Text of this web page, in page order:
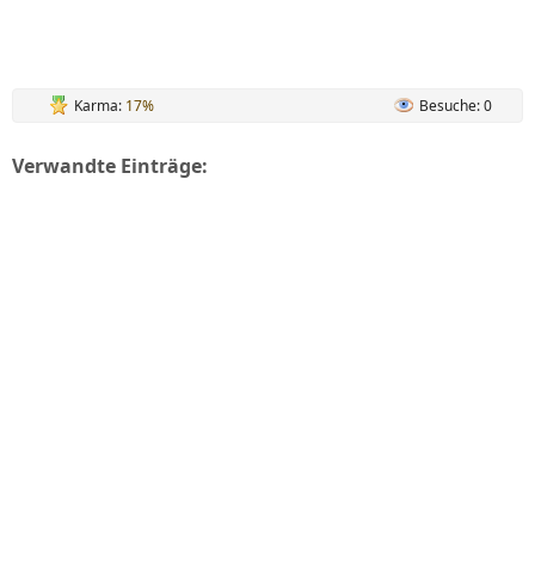
Karma: 17% Besuche: 0
Verwandte Einträge: